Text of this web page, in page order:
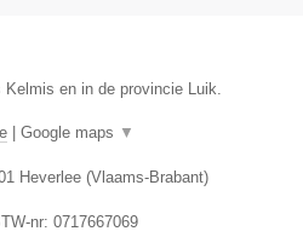
en in de provincie Luik.
Google maps ▼
Heverlee (Vlaams-Brabant)
nr: 0717667069